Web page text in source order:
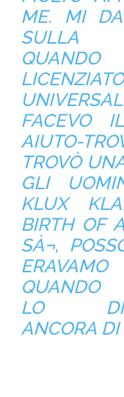
ME. MI
SULLA
FACEVO
AIUTO-
TROVÒ
GLI
KLUX
BIRTH OF
SÀ¬,
QUANDO
LO
ANCORA DI